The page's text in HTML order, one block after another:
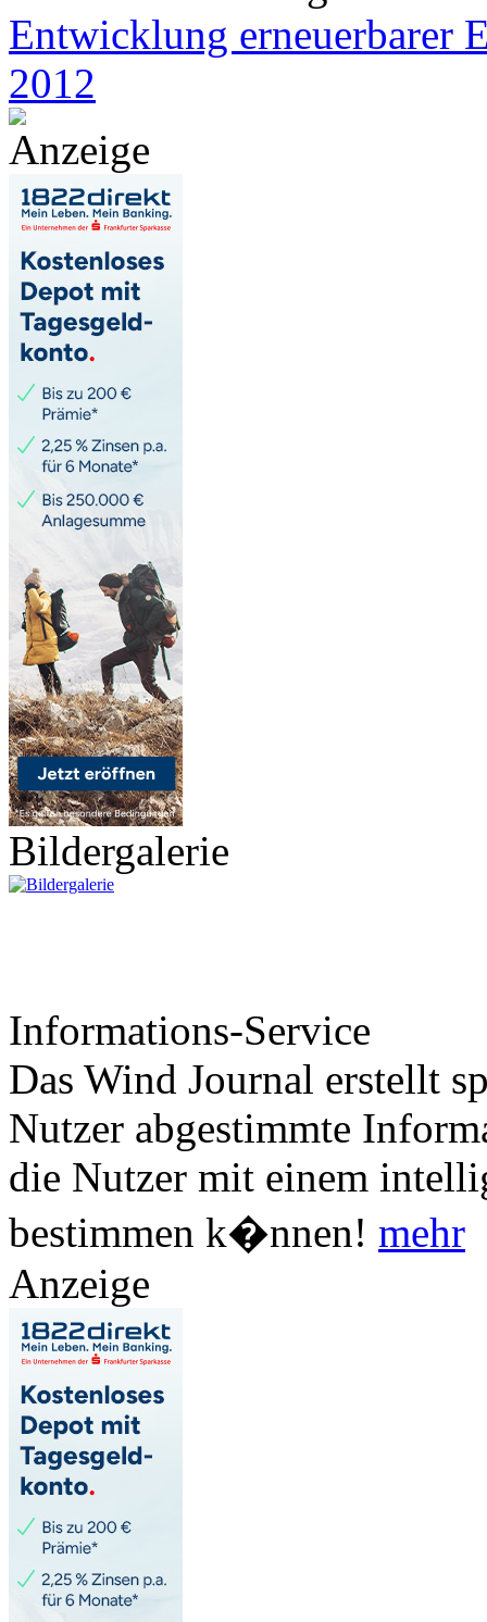
Entwicklung erneuerbarer
2012
Anzeige
Bildergalerie
Informations-Service
Das Wind Journal erstellt
Nutzer abgestimmte
die Nutzer mit einem
bestimmen k�nnen! mehr
Anzeige